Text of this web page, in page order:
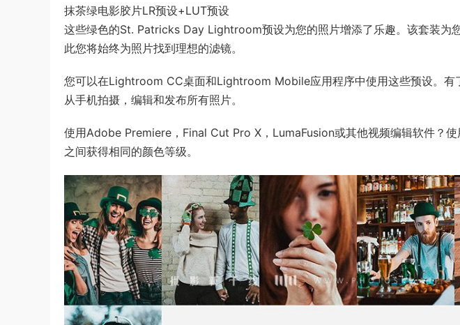
抹茶绿电影胶片LR预设+LUT预设
这些绿色的St. Patricks Day Lightroom预设为您的照片增添了乐趣。该套装为
此您将始终为照片找到理想的滤镜。
您可以在Lightroom CC桌面和Lightroom Mobile应用程序中使用这些预设。有
从手机拍摄，编辑和发布所有照片。
使用Adobe Premiere，Final Cut Pro X，LumaFusion或其他视频编辑软件？
之间获得相同的颜色等级。